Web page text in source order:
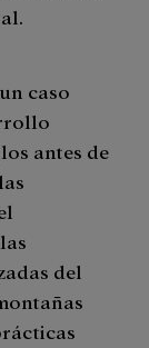
caso
antes de
del